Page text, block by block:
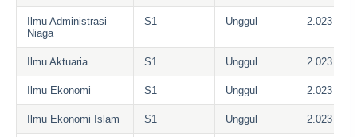
Ilmu Administrasi
Niaga
S1 Unggul 2.023
Ilmu Aktuaria S1 Unggul 2.023
Ilmu Ekonomi S1 Unggul 2.023
Ilmu Ekonomi Islam S1 Unggul 2.023